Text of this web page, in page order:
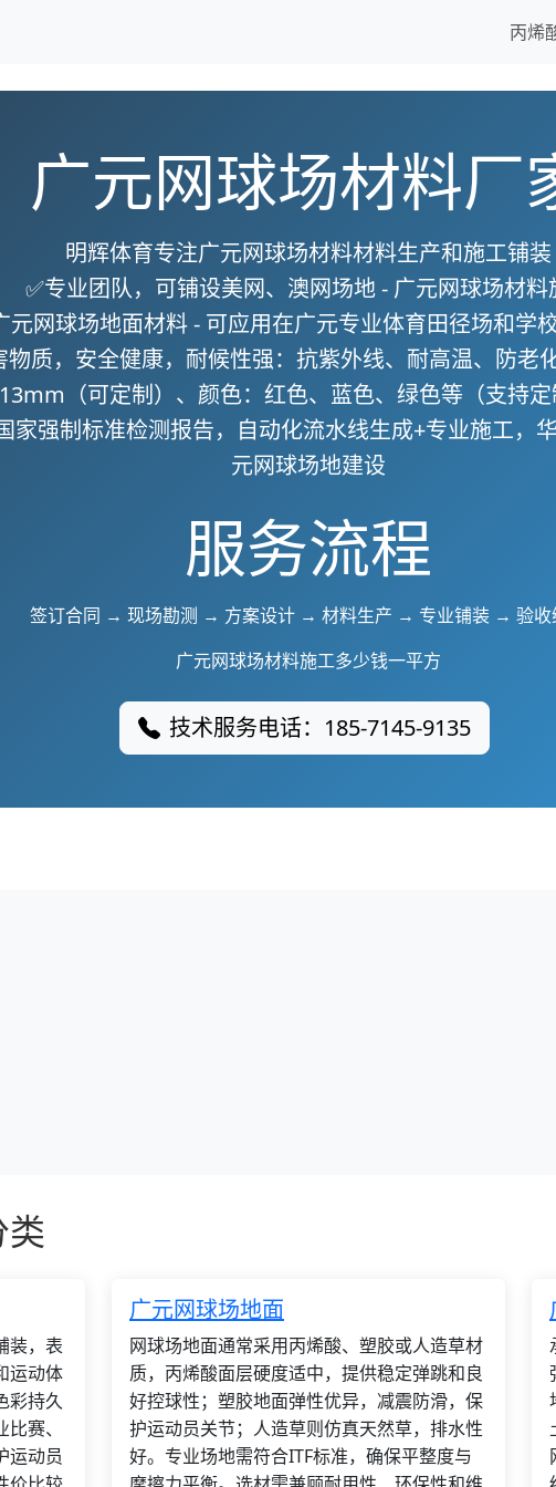
丙烯
广元网球场材料厂
明辉体育专注广元网球场材料材料生产和施工铺装
✅专业团队，可铺设美网、澳网场地 - 广元网球场材料
元网球场地面材料- 可应用在广元专业体育田径场和学
物质，安全健康，耐候性强：抗紫外线、耐高温、防老
（可定制）、颜色：红色、蓝色、绿色等（支持
家强制标准检测报告，自动化流水线生成+专业施工，
元网球场地建设
服务流程
签订合同 → 现场勘测 → 方案设计 → 材料生产 → 专业铺装 → 验收
广元网球场材料施工多少钱一平方
技术服务电话：185-7145-9135
装，表
运动体
彩持久
赛、
运动员
广元网球场地面
网球场地面通常采用丙烯酸、塑胶或人造草材
质，丙烯酸面层硬度适中，提供稳定弹跳和良
好控球性；塑胶地面弹性优异，减震防滑，保
护运动员关节；人造草则仿真天然草，排水性
好。专业场地需符合ITF标准，确保平整度与